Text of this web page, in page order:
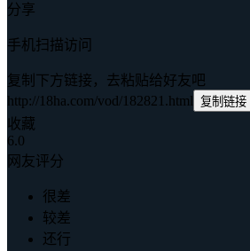
分享
手机扫描访问
复制下方链接，去粘贴给好友吧
http://18ha.com/vod/182821.html 复制链接
收藏
6.0
网友评分
很差
较差
还行